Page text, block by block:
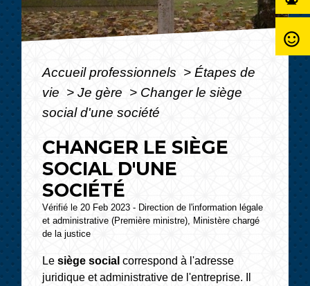
Accueil professionnels > Étapes de
vie > Je gère > Changer le siège
social d'une société
CHANGER LE SIÈGE
SOCIAL D'UNE
SOCIÉTÉ
Vérifié le 20 Feb 2023 - Direction de l'information légale
et administrative (Première ministre), Ministère chargé
de la justice
Lesiège social correspond à l'adresse
juridique et administrative de l'entreprise. Il
sentiment_satisfied_alt